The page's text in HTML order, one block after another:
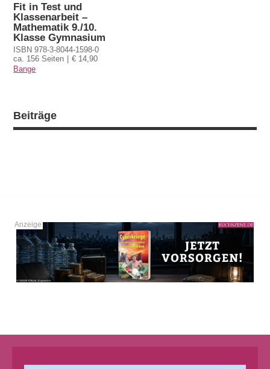
Fit in Test und
Klassenarbeit –
Mathematik 9./10.
Klasse Gymnasium
ISBN 978-3-8044-1598-0
ca. 156 Seiten
€ 14,90
Bange
Beiträge